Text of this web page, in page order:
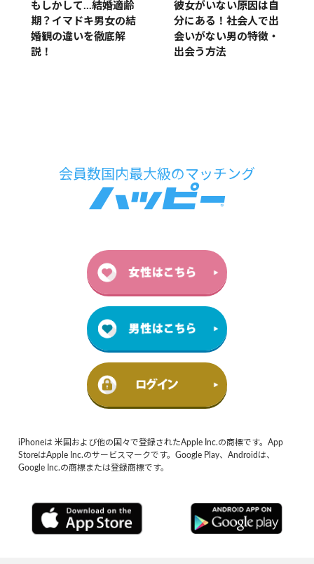
もしかして…結婚適齢
期？イマドキ男女の結
婚観の違いを徹底解
説！
彼女がいない原因は自
分にある！社会人で出
会いがない男の特徴・
出会う方法
iPhoneは 米国および他の国々で登録されたApple Inc.の商標です。App
StoreはApple Inc.のサービスマークです。Google Play、Androidは、
Google Inc.の商標または登録商標です。